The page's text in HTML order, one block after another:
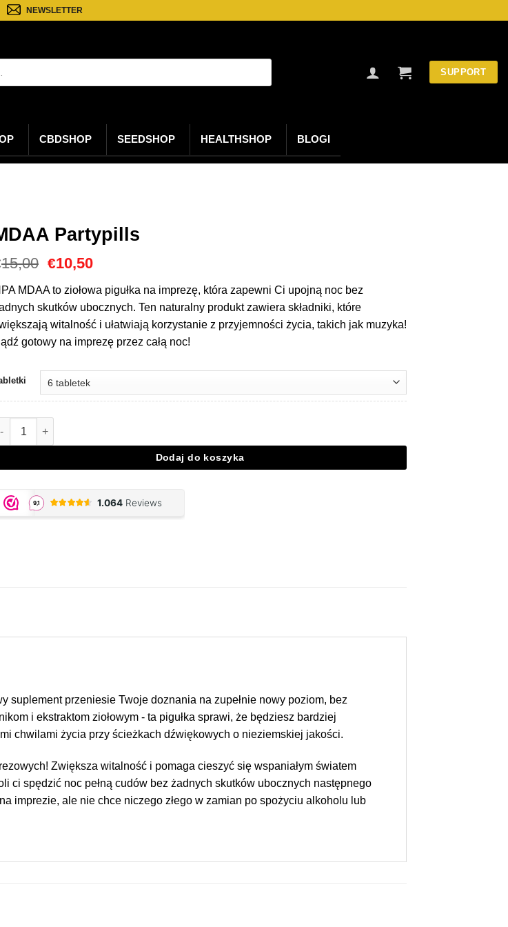
NEWSLETTER
SUPPORT
CBDSHOP SEEDSHOP HEALTHSHOP BLOGI
Partypills
15,00 Cena
wynosiła:
€15,00.
€10,50Aktualna
to:
€10,50.
MDAA to ziołowa pigułka na imprezę, która zapewni Ci upojną noc bez
skutków ubocznych. Ten naturalny produkt zawiera składniki, które
witalność i ułatwiają korzystanie z przyjemności życia, takich jak muzyka!
gotowy na imprezę przez całą noc!
MDAA Partypills
Dodaj do koszyka
suplement przeniesie Twoje doznania na zupełnie nowy poziom, bez
i ekstraktom ziołowym - ta pigułka sprawi, że będziesz bardziej
chwilami życia przy ścieżkach dźwiękowych o nieziemskiej jakości.
Zwiększa witalność i pomaga cieszyć się wspaniałym światem
ci spędzić noc pełną cudów bez żadnych skutków ubocznych następnego
imprezie, ale nie chce niczego złego w zamian po spożyciu alkoholu lub